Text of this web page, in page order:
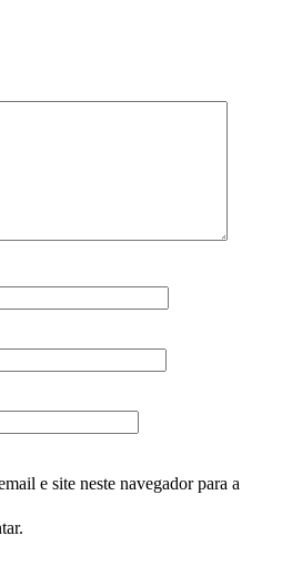
e site neste navegador para a